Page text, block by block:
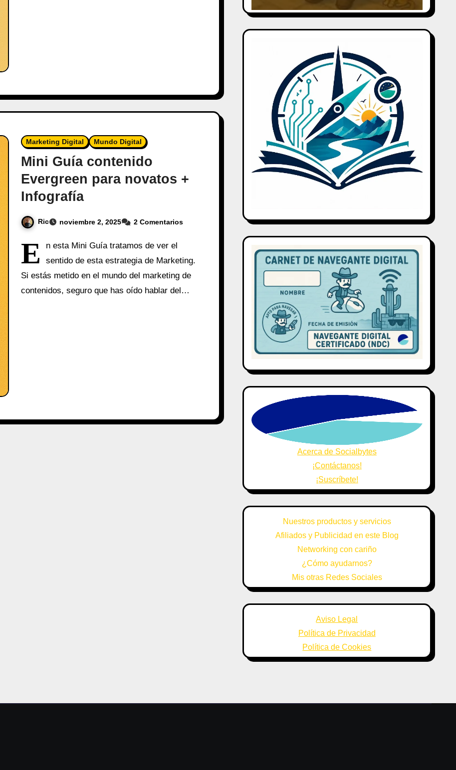
Marketing Digital Mundo Digital
Mini Guía contenido
Evergreen para novatos +
Infografía
Ric noviembre 2, 2025 2 Comentarios
E
n esta Mini Guía tratamos de ver el
sentido de esta estrategia de Marketing.
Si estás metido en el mundo del marketing de
contenidos, seguro que has oído hablar del…
Acerca de Socialbytes
¡Contáctanos!
¡Suscríbete!
Nuestros productos y servicios
Afiliados y Publicidad en este Blog
Networking con cariño
¿Cómo ayudarnos?
Mis otras Redes Sociales
Aviso Legal
Política de Privacidad
Política de Cookies